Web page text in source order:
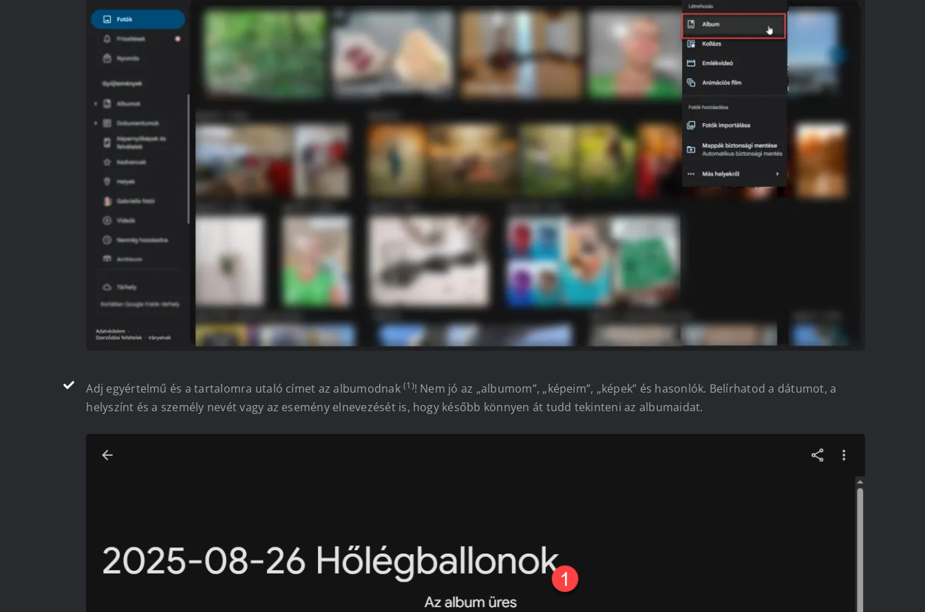
Adj egyértelmű és a tartalomra utaló címet az albumodnak(1)! Nem jó az „albumom”, „képeim”, „képek” és hasonlók. Belírhatod a dátumot, a
helyszínt és a személy nevét vagy az esemény elnevezését is, hogy később könnyen át tudd tekinteni az albumaidat.